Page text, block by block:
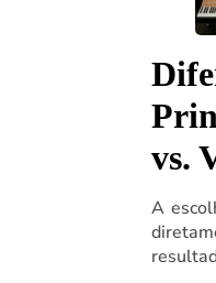
vs.
A